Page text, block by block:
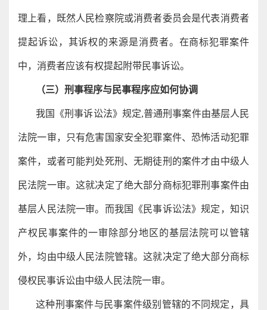
理上看，既然人民检察院或消费者委员会是代表消费者
提起诉讼，其诉权的来源是消费者。在商标犯罪案件
中，消费者应该有权提起附带民事诉讼。
（三）刑事程序与民事程序应如何协调
我国《刑事诉讼法》规定,普通刑事案件由基层人民
法院一审，只有危害国家安全犯罪案件、恐怖活动犯罪
案件，或者可能判处死刑、无期徒刑的案件才由中级人
民法院一审。这就决定了绝大部分商标犯罪刑事案件由
基层人民法院一审。而我国《民事诉讼法》规定，知识
产权民事案件的一审除部分地区的基层法院可以管辖
外，均由中级人民法院管辖。这就决定了绝大部分商标
侵权民事诉讼由中级人民法院一审。
这种刑事案件与民事案件级别管辖的不同规定，具